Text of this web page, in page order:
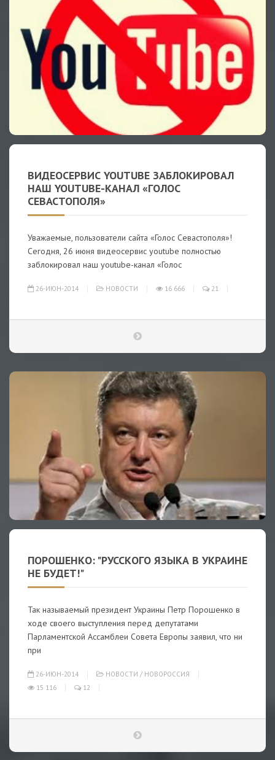
ВИДЕОСЕРВИС YOUTUBE ЗАБЛОКИРОВАЛ
НАШ YOUTUBE-КАНАЛ «ГОЛОС
СЕВАСТОПОЛЯ»
Уважаемые, пользователи сайта «Голос Севастополя»!
Сегодня, 26 июня видеосервис youtube полностью
заблокировал наш youtube-канал «Голос
26-ИЮН-2014 НОВОСТИ 16 666 21
ПОРОШЕНКО: "РУССКОГО ЯЗЫКА В УКРАИНЕ
НЕ БУДЕТ!"
Так называемый президент Украины Петр Порошенко в
ходе своего выступления перед депутатами
Парламентской Ассамблеи Совета Европы заявил, что ни
при
26-ИЮН-2014 НОВОСТИ / НОВОРОССИЯ
15 116
12